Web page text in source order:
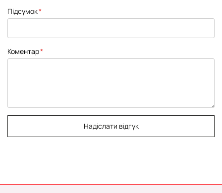
Підсумок
Коментар
Надіслати відгук